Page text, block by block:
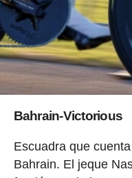
Bahrain-Victorious
Escuadra que
Bahrain. El jeque